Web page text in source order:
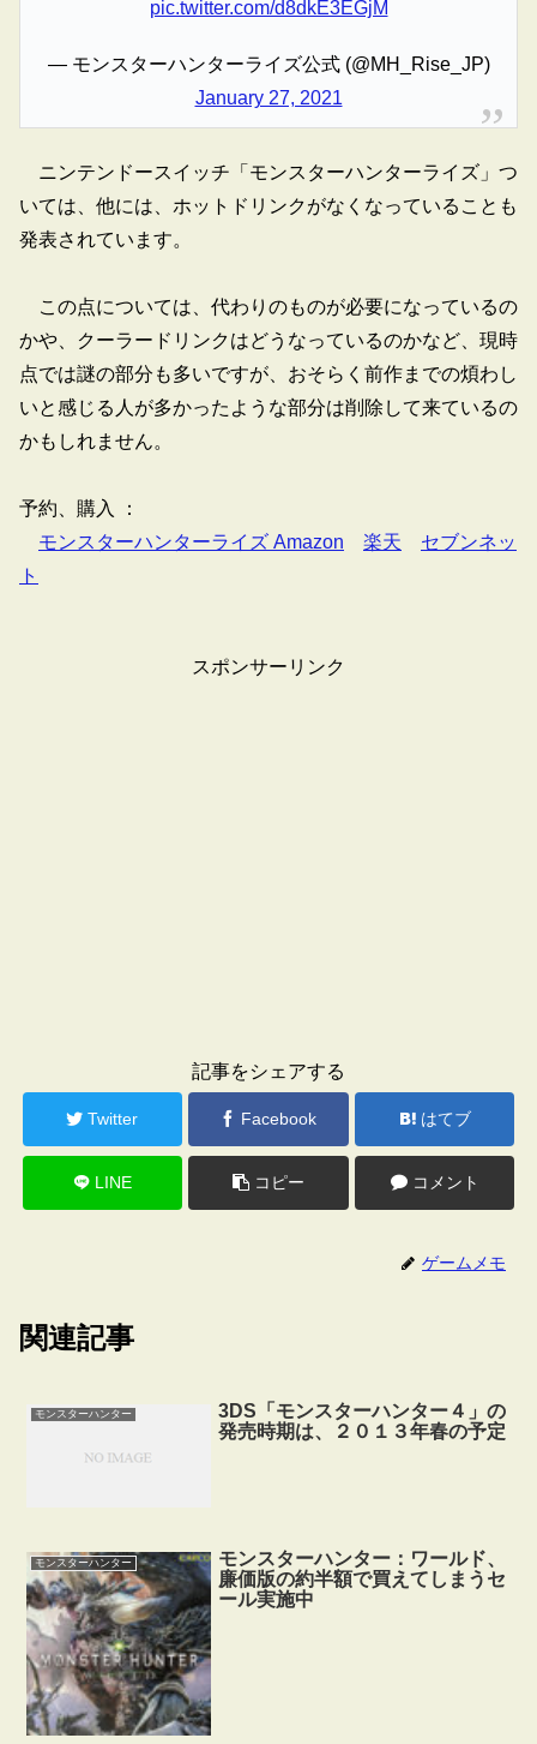
pic.twitter.com/d8dkE3EGjM
— モンスターハンターライズ公式 (@MH_Rise_JP)
January 27, 2021
ニンテンドースイッチ「モンスターハンターライズ」つ
いては、他には、ホットドリンクがなくなっていることも
発表されています。
この点については、代わりのものが必要になっているの
かや、クーラードリンクはどうなっているのかなど、現時
点では謎の部分も多いですが、おそらく前作までの煩わし
いと感じる人が多かったような部分は削除して来ているの
かもしれません。
予約、購入 ：
モンスターハンターライズ Amazon
楽天
セブンネッ
ト
スポンサーリンク
記事をシェアする
Twitter Facebook はてブ
LINE コピー コメント
ゲームメモ
関連記事
モンスターハンター
3DS「モンスターハンター４」の
発売時期は、２０１３年春の予定
モンスターハンター
モンスターハンター：ワールド、
廉価版の約半額で買えてしまうセ
ール実施中